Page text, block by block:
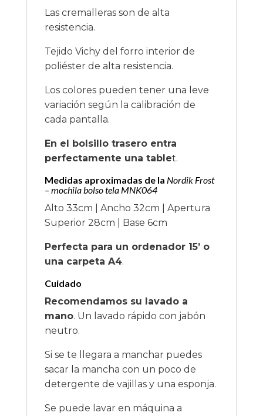
Las cremalleras son de alta
resistencia.
Tejido Vichy del forro interior de
poliéster de alta resistencia.
Los colores pueden tener una leve
variación según la calibración de
cada pantalla.
En el bolsillo trasero entra
perfectamente una tablet.
Medidas aproximadas de la Nordik Frost
– mochila bolso tela MNK064
Alto 33cm | Ancho 32cm | Apertura
Superior 28cm | Base 6cm
Perfecta para un ordenador 15’ o
una carpeta A4.
Cuidado
Recomendamos su lavado a
mano. Un lavado rápido con jabón
neutro.
Si se te llegara a manchar puedes
sacar la mancha con un poco de
detergente de vajillas y una esponja.
Se puede lavar en máquina a